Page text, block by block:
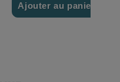
Ajouter au panier